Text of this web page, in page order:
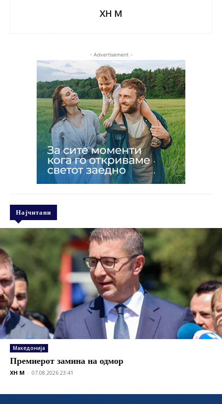
XH M
- Advertisement -
Најчитани
Македонија
Премиерот замина на одмор
XH M - 07.08.2026 23:41